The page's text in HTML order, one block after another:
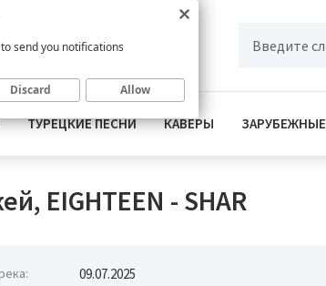
ТУРЕЦКИЕ ПЕСНИ КАВЕРЫ ЗАРУБЕЖНЫЕ
EIGHTEEN - SHAR
09.07.2025
send you notifications
Discard Allow